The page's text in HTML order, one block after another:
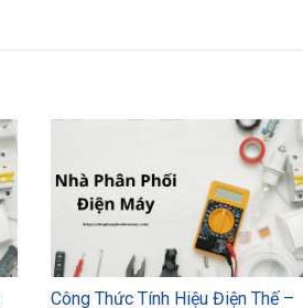
Công Thức Tính Hiệu Điện Thế –